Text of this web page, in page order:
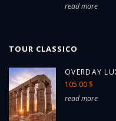
read more
TOUR CLASSICO
OVERDAY
105.00 $
read more